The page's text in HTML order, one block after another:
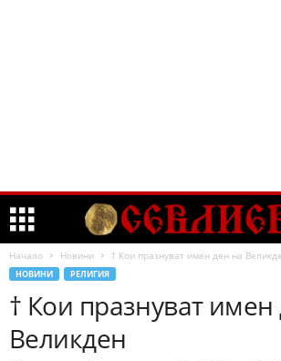
Начало Новини † Кои празнуват имен ден на
НОВИНИ РЕЛИГИЯ
† Кои празнуват имен
Великден